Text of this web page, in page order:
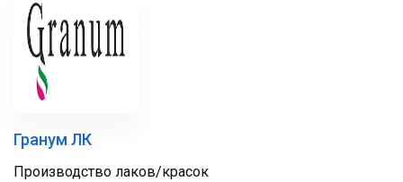
Гранум ЛК
Производство лаков/красок